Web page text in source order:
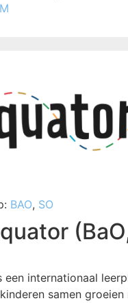
BAO, SO
een internationaal
samen